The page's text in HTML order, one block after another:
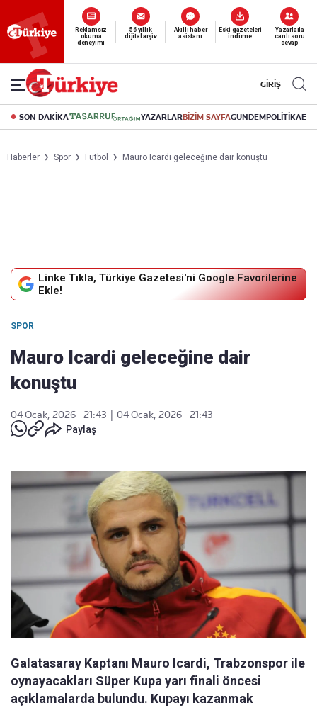
Reklamsız
okuma
deneyimi
56 yıllık
dijital arşiv
Akıllı haber
asistanı
Eski gazeteleri
indirme
Yazarlarla
canlı soru
cevap
GİRİŞ
SON DAKİKA YAZARLARBİZİM SAYFAGÜNDEMPOLİTİKA
Haberler Spor Futbol Mauro Icardi geleceğine dair konuştu
Linke Tıkla, Türkiye Gazetesi'ni Google Favorilerine
Ekle!
SPOR
Mauro Icardi geleceğine dair
konuştu
04 Ocak, 2026 - 21:43
04 Ocak, 2026 - 21:43
Paylaş
Galatasaray Kaptanı Mauro Icardi, Trabzonspor ile
oynayacakları Süper Kupa yarı finali öncesi
açıklamalarda bulundu. Kupayı kazanmak